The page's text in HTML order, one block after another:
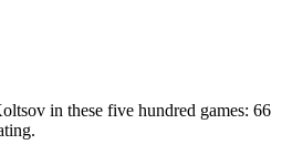
in these five hundred games: 66